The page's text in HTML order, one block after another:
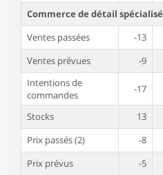
Commerce de détail spécialisé
Ventes passées
-13
Ventes prévues
-9
Intentions de
commandes
-17
Stocks 13
Prix passés (2)
-8
Prix prévus
-5